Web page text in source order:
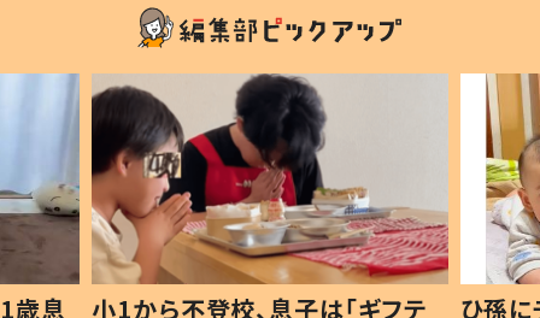
歳息
小1から不登校、息子は「ギフテ
ひ孫